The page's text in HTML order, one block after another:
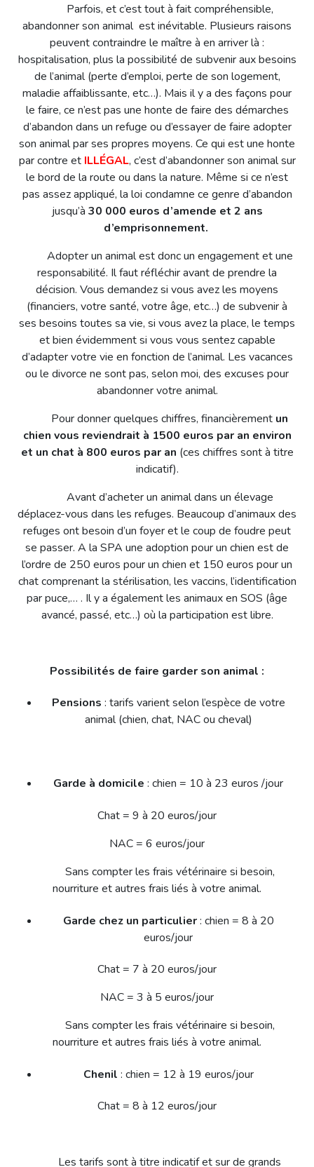
Parfois, et c’est tout à fait compréhensible,
abandonner son animal est inévitable. Plusieurs raisons
peuvent contraindre le maître à en arriver là :
hospitalisation, plus la possibilité de subvenir aux besoins
de l’animal (perte d’emploi, perte de son logement,
maladie affaiblissante, etc…). Mais il y a des façons pour
le faire, ce n’est pas une honte de faire des démarches
d’abandon dans un refuge ou d’essayer de faire adopter
son animal par ses propres moyens. Ce qui est une honte
par contre et ILLÉGAL, c’est d’abandonner son animal sur
le bord de la route ou dans la nature. Même si ce n’est
pas assez appliqué, la loi condamne ce genre d’abandon
jusqu’à 30 000 euros d’amende et 2 ans
d’emprisonnement.
Adopter un animal est donc un engagement et une
responsabilité. Il faut réfléchir avant de prendre la
décision. Vous demandez si vous avez les moyens
(financiers, votre santé, votre âge, etc…) de subvenir à
ses besoins toutes sa vie, si vous avez la place, le temps
et bien évidemment si vous vous sentez capable
d’adapter votre vie en fonction de l’animal. Les vacances
ou le divorce ne sont pas, selon moi, des excuses pour
abandonner votre animal.
Pour donner quelques chiffres, financièrement un
chien vous reviendrait à 1500 euros par an environ
et un chat à 800 euros par an (ces chiffres sont à titre
indicatif).
Avant d’acheter un animal dans un élevage
déplacez-vous dans les refuges. Beaucoup d’animaux des
refuges ont besoin d’un foyer et le coup de foudre peut
se passer. A la SPA une adoption pour un chien est de
l’ordre de 250 euros pour un chien et 150 euros pour un
chat comprenant la stérilisation, les vaccins, l’identification
par puce,… . Il y a également les animaux en SOS (âge
avancé, passé, etc…) où la participation est libre.
Possibilités de faire garder son animal :
Pensions : tarifs varient selon l’espèce de votre
animal (chien, chat, NAC ou cheval)
Garde à domicile : chien = 10 à 23 euros /jour
Chat = 9 à 20 euros/jour
NAC = 6 euros/jour
Sans compter les frais vétérinaire si besoin,
nourriture et autres frais liés à votre animal.
Garde chez un particulier: chien = 8 à 20
euros/jour
Chat = 7 à 20 euros/jour
NAC = 3 à 5 euros/jour
Sans compter les frais vétérinaire si besoin,
nourriture et autres frais liés à votre animal.
Chenil : chien = 12 à 19 euros/jour
Chat = 8 à 12 euros/jour
Les tarifs sont à titre indicatif et sur de grands